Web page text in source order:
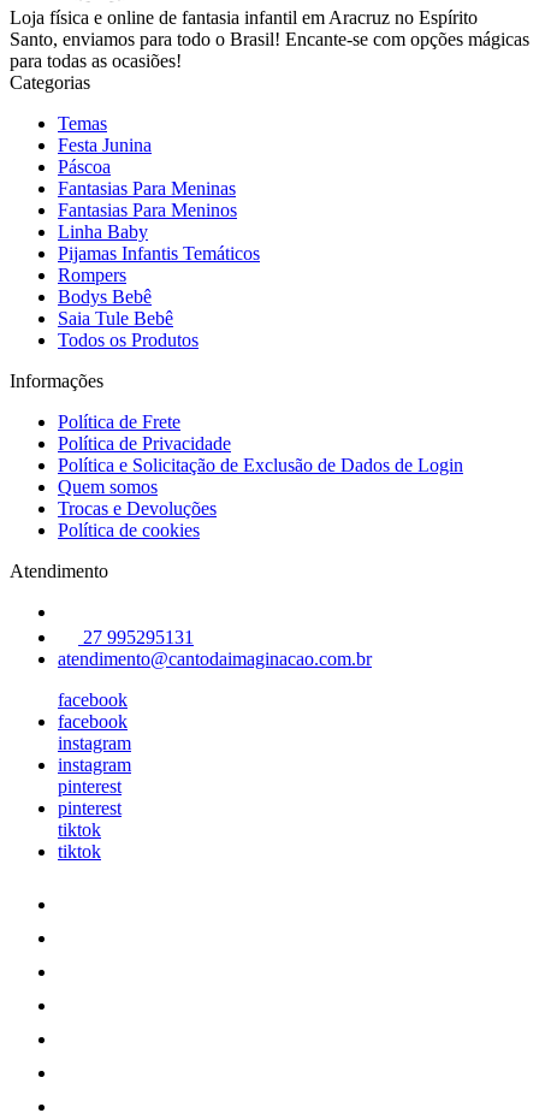
Loja física e online de fantasia infantil em Aracruz no Espírito
Santo, enviamos para todo o Brasil! Encante-se com opções mágicas
para todas as ocasiões!
Categorias
Temas
Festa Junina
Páscoa
Fantasias Para Meninas
Fantasias Para Meninos
Linha Baby
Pijamas Infantis Temáticos
Rompers
Bodys Bebê
Saia Tule Bebê
Todos os Produtos
Informações
Política de Frete
Política de Privacidade
Política e Solicitação de Exclusão de Dados de Login
Quem somos
Trocas e Devoluções
Política de cookies
Atendimento
27 995295131
atendimento@cantodaimaginacao.com.br
facebook
facebook
instagram
instagram
pinterest
pinterest
tiktok
tiktok